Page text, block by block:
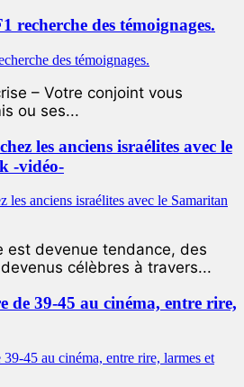
recherche des témoignages.
– Votre conjoint vous
ou ses...
les anciens israélites avec le
-vidéo-
est devenue tendance, des
célèbres à travers...
de 39-45 au cinéma, entre rire,